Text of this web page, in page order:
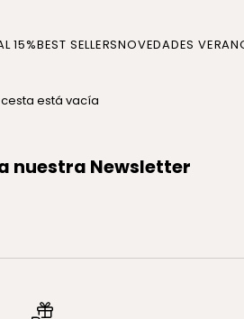
15%BEST SELLERSNOVEDADES
cesta está vacía
nuestra Newsletter